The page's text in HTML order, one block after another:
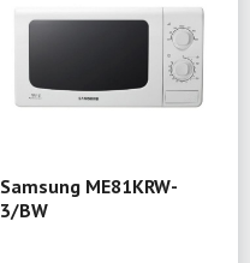
Samsung ME81KRW-
3/BW